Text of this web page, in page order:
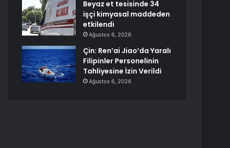
Beyaz et tesisinde 34
işçi kimyasal maddeden
etkilendi
Ağustos 6, 2026
Çin: Ren’ai Jiao’da Yaralı
Filipinler Personelinin
Tahliyesine İzin Verildi
Ağustos 6, 2026